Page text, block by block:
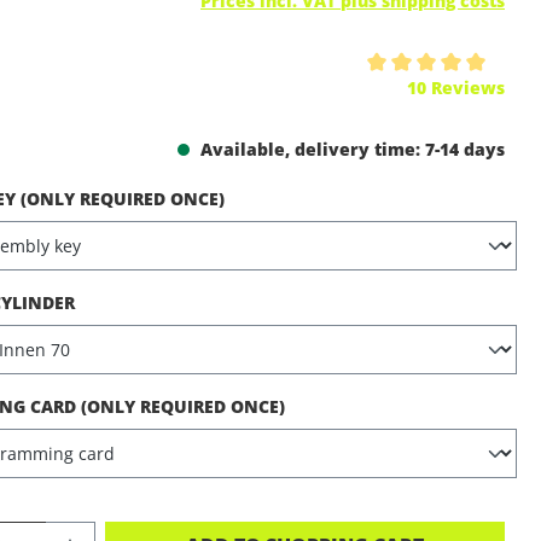
10 Reviews
Available, delivery time: 7-14 days
(ONLY REQUIRED ONCE)
CARD (ONLY REQUIRED ONCE)